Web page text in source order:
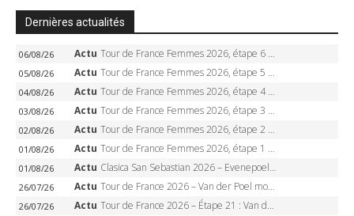
Dernières actualités
06/08/26 Actu Tour de France Femmes 2026, étape 6 – Kim Le Court-Pienaar gagne à Tournon, Reusser en jaune
05/08/26 Actu Tour de France Femmes 2026, étape 5 – Demi Vollering gagne à Belleville, Reusser en jaune, Ferrand-Prévot coule
04/08/26 Actu Tour de France Femmes 2026, étape 4 – Marlen Reusser écrase le chrono, Ferrand-Prévot en crise
03/08/26 Actu Tour de France Femmes 2026, étape 3 – Sigrid Haugset en solitaire, 88 km d’échappée, maillot jaune
02/08/26 Actu Tour de France Femmes 2026, étape 2 – Lorena Wiebes doublé à Genève, Markus héroïque, 7e record
01/08/26 Actu Tour de France Femmes 2026, étape 1 – Lorena Wiebes intouchable à Lausanne, premier maillot jaune
01/08/26 Actu Clasica San Sebastian 2026 – Evenepoel recordman, 4e victoire, Carapaz battu au sprint
26/07/26 Actu Tour de France 2026 – Van der Poel monumental à Paris, Pogacar égale le record des cinq sacres
26/07/26 Actu Tour de France 2026 – Étape 21 : Van der Poel, Pogacar, qui succédera à Wout van Aert sur les Champs-Elysées ?